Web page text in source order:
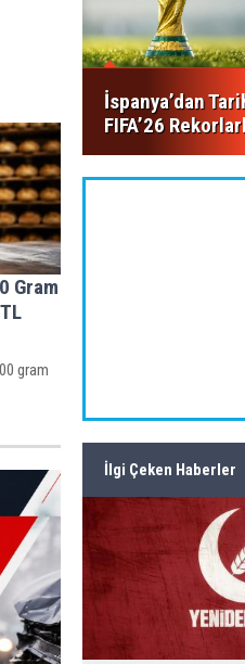
Gram
gram
İspanya’dan
FIFA’26
İlgi Çeken Haberler